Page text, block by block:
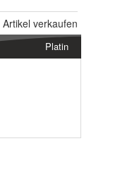
Artikel verkaufen
Platin